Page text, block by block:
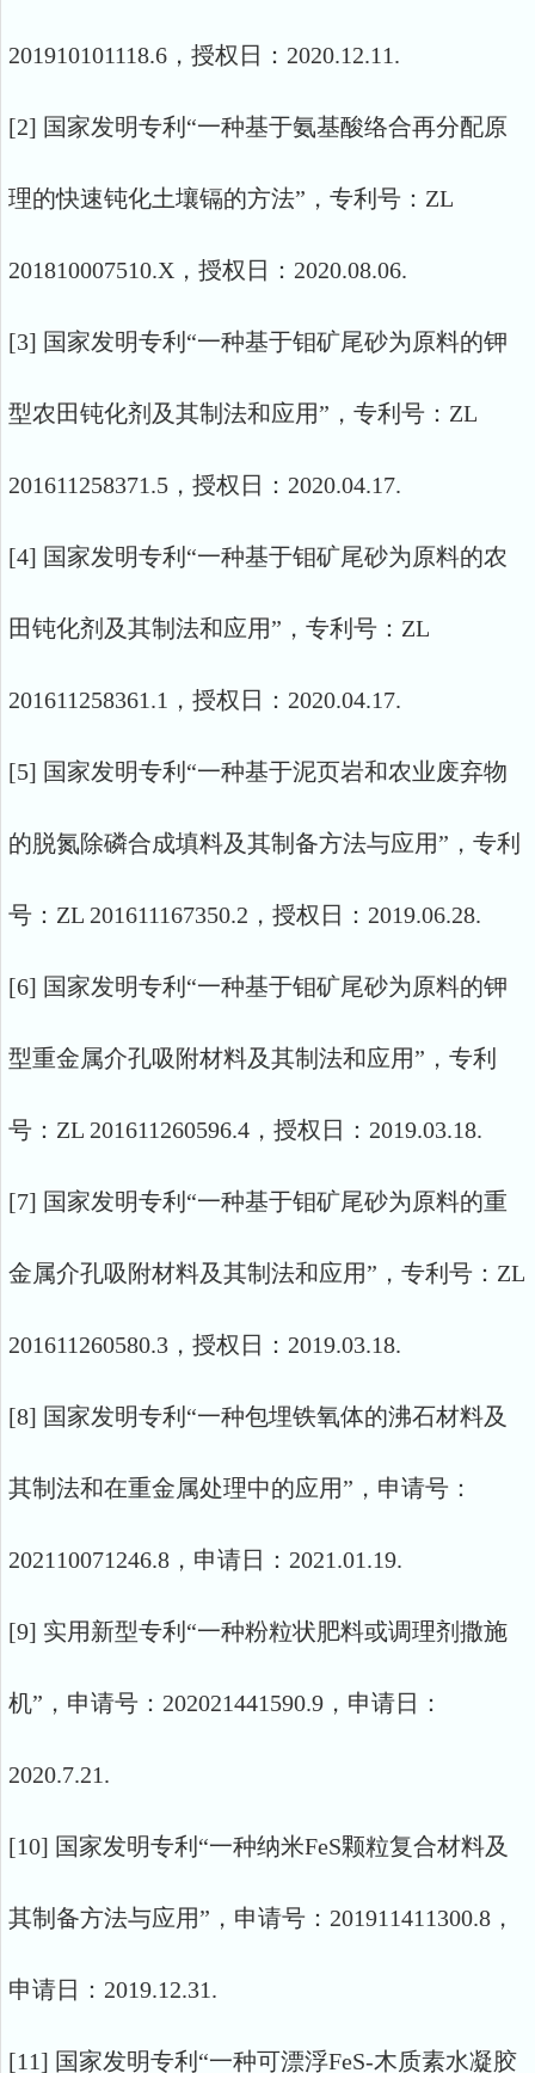
201910101118.6，授权日：2020.12.11.
[2] 国家发明专利“一种基于氨基酸络合再分配原
理的快速钝化土壤镉的方法”，专利号：ZL
201810007510.X，授权日：2020.08.06.
[3] 国家发明专利“一种基于钼矿尾砂为原料的钾
型农田钝化剂及其制法和应用”，专利号：ZL
201611258371.5，授权日：2020.04.17.
[4] 国家发明专利“一种基于钼矿尾砂为原料的农
田钝化剂及其制法和应用”，专利号：ZL
201611258361.1，授权日：2020.04.17.
[5] 国家发明专利“一种基于泥页岩和农业废弃物
的脱氮除磷合成填料及其制备方法与应用”，专利
号：ZL 201611167350.2，授权日：2019.06.28.
[6] 国家发明专利“一种基于钼矿尾砂为原料的钾
型重金属介孔吸附材料及其制法和应用”，专利
号：ZL 201611260596.4，授权日：2019.03.18.
[7] 国家发明专利“一种基于钼矿尾砂为原料的重
金属介孔吸附材料及其制法和应用”，专利号：ZL
201611260580.3，授权日：2019.03.18.
[8] 国家发明专利“一种包埋铁氧体的沸石材料及
其制法和在重金属处理中的应用”，申请号：
202110071246.8，申请日：2021.01.19.
[9] 实用新型专利“一种粉粒状肥料或调理剂撒施
机”，申请号：202021441590.9，申请日：
2020.7.21.
[10] 国家发明专利“一种纳米FeS颗粒复合材料及
其制备方法与应用”，申请号：201911411300.8，
申请日：2019.12.31.
[11] 国家发明专利“一种可漂浮FeS-木质素水凝胶